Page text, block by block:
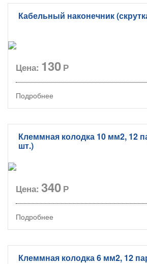
Кабельный наконечник
Цена: 130 Р
Подробнее
Клеммная колодка 10 мм2, 12
шт.)
Цена: 340 Р
Подробнее
Клеммная колодка 6 мм2, 12